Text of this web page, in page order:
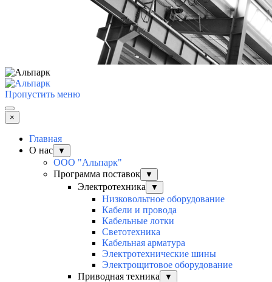
Пропустить меню
×
Главная
О нас
▼
ООО "Альпарк"
Программа поставок
▼
Электротехника ▼
Низковольтное оборудование
Кабели и провода
Кабельные лотки
Светотехника
Кабельная арматура
Электротехнические шины
Электрощитовое оборудование
Приводная техника
▼